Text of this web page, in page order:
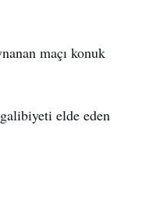
maçı konuk
elde eden